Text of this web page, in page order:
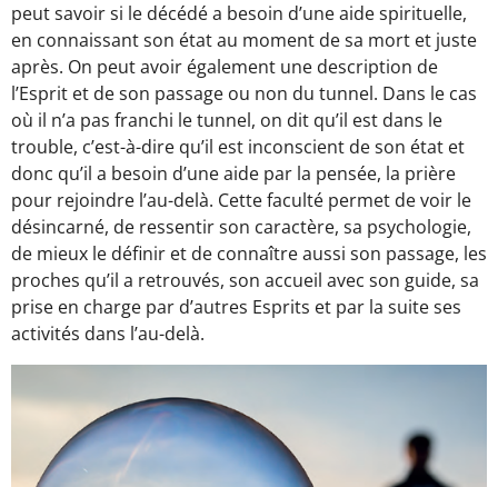
peut savoir si le décédé a besoin d’une aide spirituelle,
en connaissant son état au moment de sa mort et juste
après. On peut avoir également une description de
l’Esprit et de son passage ou non du tunnel. Dans le cas
où il n’a pas franchi le tunnel, on dit qu’il est dans le
trouble, c’est-à-dire qu’il est inconscient de son état et
donc qu’il a besoin d’une aide par la pensée, la prière
pour rejoindre l’au-delà. Cette faculté permet de voir le
désincarné, de ressentir son caractère, sa psychologie,
de mieux le définir et de connaître aussi son passage, les
proches qu’il a retrouvés, son accueil avec son guide, sa
prise en charge par d’autres Esprits et par la suite ses
activités dans l’au-delà.